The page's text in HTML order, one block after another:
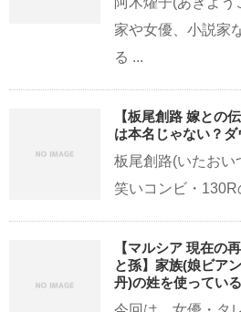
家や女優、小説家
る ...
【板尾創路 嫁との
は本名じゃない？
板尾創路(いたおい
笑いコンビ・
【マルシア 現在の
と孫】家族(娘ビア
丹)の姓を使ってい